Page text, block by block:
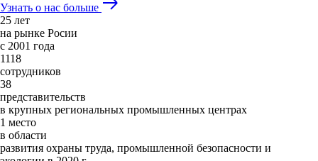
Узнать о нас больше
25 лет
на рынке Росии
с 2001 года
1118
сотрудников
38
представительств
в крупных региональных промышленных центрах
1 место
в области
развития охраны труда, промышленной безопасности и